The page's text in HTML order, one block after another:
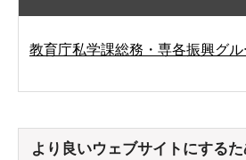
教育庁私学課総務・専各振興グ
より良いウェブサイトにする